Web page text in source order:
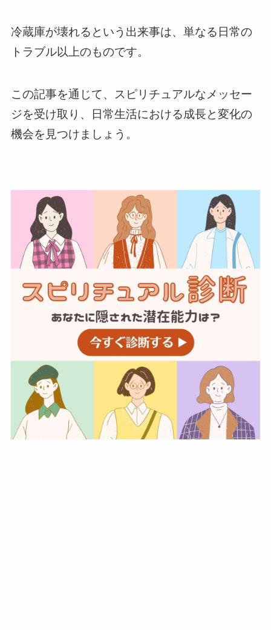
冷蔵庫が壊れるという出来事は、単なる日常の
トラブル以上のものです。
この記事を通じて、スピリチュアルなメッセー
ジを受け取り、日常生活における成長と変化の
機会を見つけましょう。